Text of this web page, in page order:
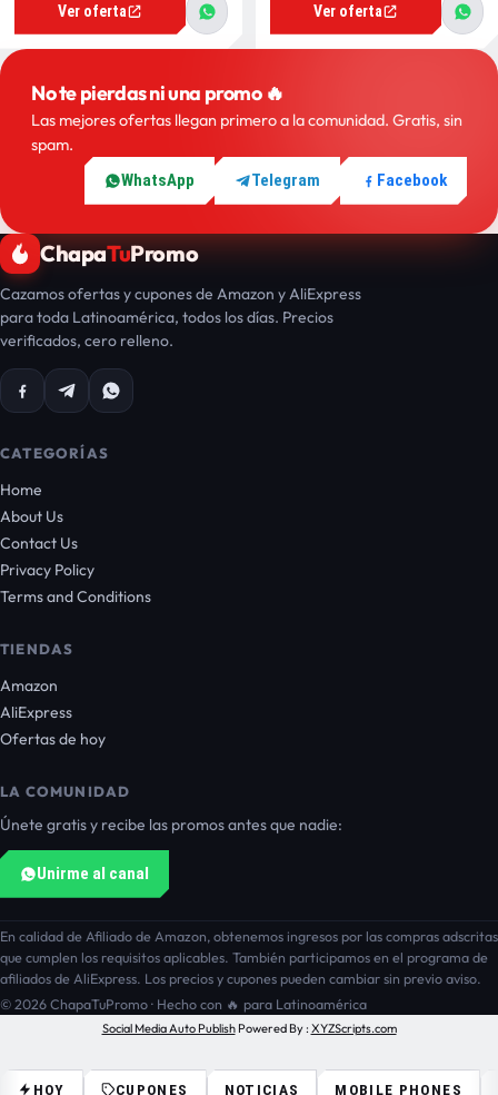
HOY CUPONES NOTICIAS MOBILE PHONES
Ver oferta Ver oferta
No te pierdas ni una promo 🔥
Las mejores ofertas llegan primero a la comunidad. Gratis, sin
spam.
WhatsApp Telegram Facebook
ChapaTuPromo
Cazamos ofertas y cupones de Amazon y AliExpress
para toda Latinoamérica, todos los días. Precios
verificados, cero relleno.
CATEGORÍAS
Home
About Us
Contact Us
Privacy Policy
Terms and Conditions
TIENDAS
Amazon
AliExpress
Ofertas de hoy
LA COMUNIDAD
Únete gratis y recibe las promos antes que nadie:
Unirme al canal
En calidad de Afiliado de Amazon, obtenemos ingresos por las compras adscritas
que cumplen los requisitos aplicables. También participamos en el programa de
afiliados de AliExpress. Los precios y cupones pueden cambiar sin previo aviso.
© 2026 ChapaTuPromo · Hecho con 🔥 para Latinoamérica
Social Media Auto PublishPowered By : XYZScripts.com